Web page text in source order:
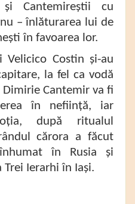
Cantemireștii cu
– înlăturarea lui de
în favoarea lor.
Costin și-au
la fel ca vodă
Cantemir va fi
în neființă, iar
după ritualul
cărora a făcut
în Rusia și
Ierarhi în Iași.